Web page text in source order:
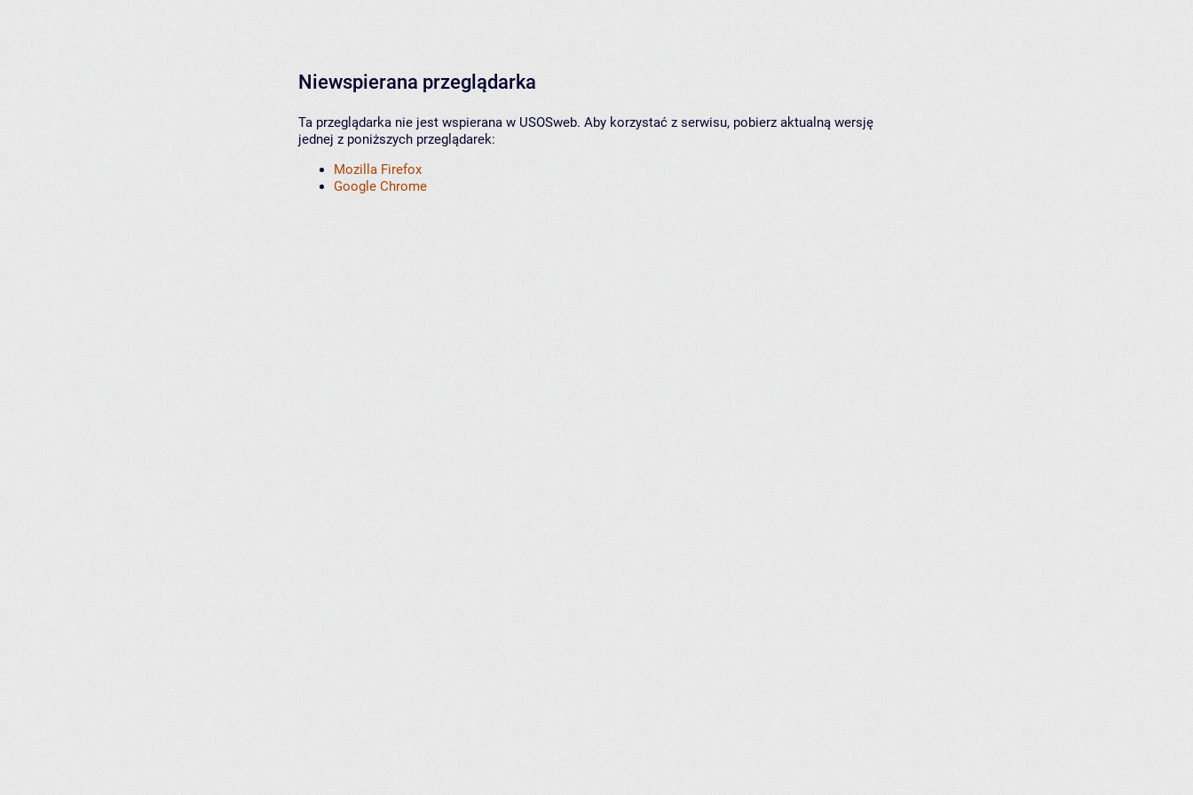
Niewspierana przeglądarka
Ta przeglądarka nie jest wspierana w USOSweb. Aby korzystać z serwisu, pobierz aktualną wersję
jednej z poniższych przeglądarek:
Mozilla Firefox
Google Chrome